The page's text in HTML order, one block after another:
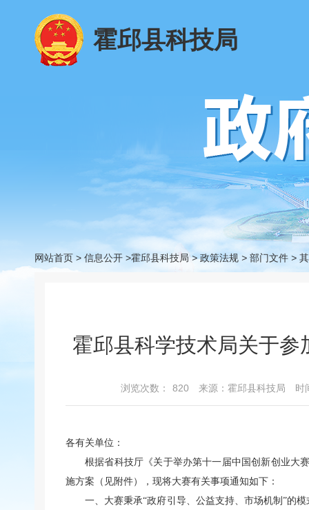
霍邱县科技局
网站首页 > 信息公开 >霍邱县科技局> 政策法规 > 部门文件 >
霍邱县科学技术局关于
浏览次数： 820 来源：霍邱县科技局 时
各有关单位：
根据省科技厅《关于举办第十一届中国创新创业大
施方案（见附件），现将大赛有关事项通知如下：
一、大赛秉承“政府引导、公益支持、市场机制”的